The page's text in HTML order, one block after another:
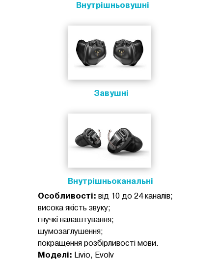
Особливості: від 10 до 24 каналів;
висока якість звуку;
гнучкі налаштування;
шумозаглушення;
покращення розбірливості мови.
Моделі: Livio, Evolv
Внутрішньовушні
Завушні
Внутрішньоканальні